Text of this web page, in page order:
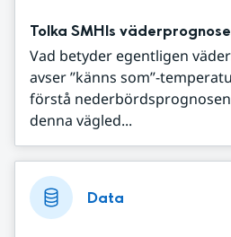
Tolka SMHIs
Vad betyder egentligen
avser ”känns som”-
förstå
denna vägled...
Data